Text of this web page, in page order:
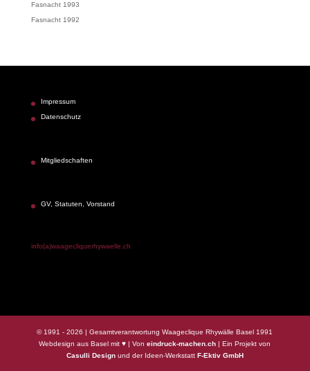
Fasnacht 1993
Fasnacht 1992
Impressum
Datenschutz
Mitgliedschaften
GV, Statuten, Vorstand
info(a)waagecliquerhywaelle.ch
© 1991 -2026 | Gesamtverantwortung Waageclique Rhywälle Basel 1991
Webdesign aus Basel mit ♥ | Voneindruck-machen.ch | Ein Projekt von
Casulli Designund der Ideen-Werkstatt F-Ektiv GmbH